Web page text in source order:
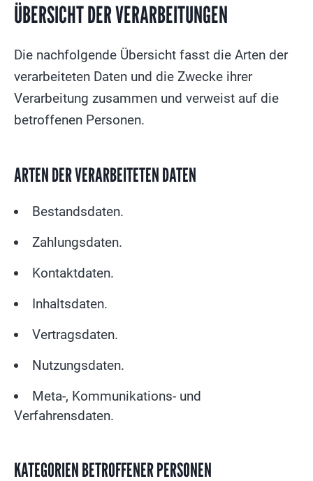
ÜBERSICHT DER VERARBEITUNGEN
Die nachfolgende Übersicht fasst die Arten der
verarbeiteten Daten und die Zwecke ihrer
Verarbeitung zusammen und verweist auf die
betroffenen Personen.
ARTEN DER VERARBEITETEN DATEN
Bestandsdaten.
Zahlungsdaten.
Kontaktdaten.
Inhaltsdaten.
Vertragsdaten.
Nutzungsdaten.
Meta-, Kommunikations- und
Verfahrensdaten.
KATEGORIEN BETROFFENER PERSONEN